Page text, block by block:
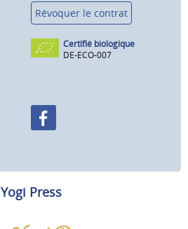
Révoquer le contrat
Certifié biologique
DE-ECO-007
Yogi Press